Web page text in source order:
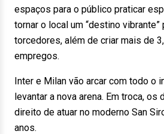
espaços para o público praticar
tornar o local um “destino
torcedores, além de criar mais de
empregos.
Inter e Milan vão arcar com todo o
levantar a nova arena. Em troca,
direito de atuar no moderno San
anos.